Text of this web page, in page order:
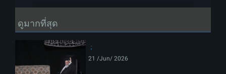
ดูมากที่สุด
21 /Jun/ 2026